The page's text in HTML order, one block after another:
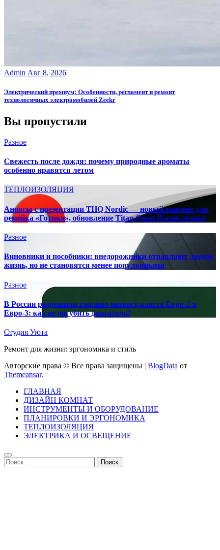
Admin Авг 8, 2026
Электрический премиум: Особенности, регламент и ремонт
технологичных электромобилей Zeekr
Вы пропустили
Разное
Свежесть после дождя: почему природные ароматы
особенно нравятся летом
ТЕПЛОИЗОЛЯЦИЯ
Анонсы с презентации THQ Nordic — новый контент для
ремейка «Готики», обновление Titan Quest II и не только
Разное
Виновники и пособники: внедорожники отравляют людям
жизнь, но не становятся менее популярными
Разное
В России разрешили топливо низкого класса Евро-2 и
Евро-3: как не погубить двигатель?
Студия Уюта
Ремонт для жизни: эргономика и стиль
Авторские права © Все права защищены | BlogData от
Themeansar.
ГЛАВНАЯ
ДИЗАЙН КОМНАТ
ИНСТРУМЕНТЫ И ОБОРУДОВАНИЕ
ПЛАНИРОВКИ И ЭРГОНОМИКА
ТЕПЛОИЗОЛЯЦИЯ
ЭЛЕКТРИКА И ОСВЕЩЕНИЕ
Найти: